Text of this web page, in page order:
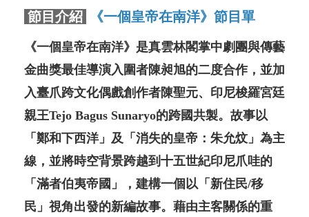
節目介紹 《一個皇帝在南洋》節目單
《一個皇帝在南洋》是真雲林閣掌中劇團與傳藝
金曲獎最佳導演入圍者陳昶旭的二度合作，並加
入臺爪跨文化偶戲創作者陳聖元、印尼梭羅宮廷
親王Tejo Bagus Sunaryo的跨國共製。故事以
「鄭和下西洋」及「消失的皇帝：朱允炆」為主
線，並將時空背景跨越到十五世紀印尼爪哇的
「滿者伯夷帝國」，建構一個以「新住民/移
民」視角出發的新編故事。藉由主客關係的重